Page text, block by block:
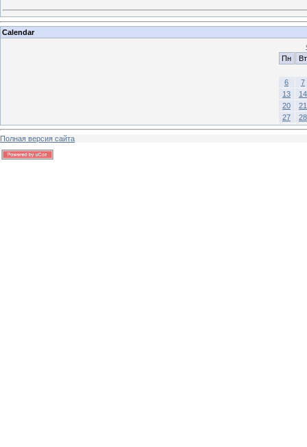
Calendar
Пн
Вт
6
7
13
14
20
21
27
28
Полная версия сайта